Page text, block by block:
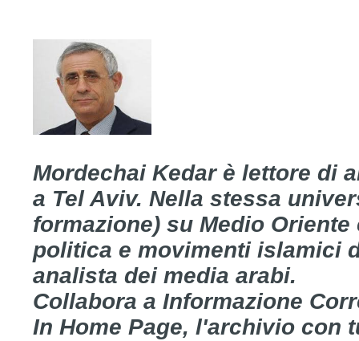
Mordechai Kedar è lettore di
a Tel Aviv. Nella stessa
formazione) su Medio
politica e movimenti islamici
analista dei media arabi.
Collabora a Informazione
In Home Page, l'archivio con